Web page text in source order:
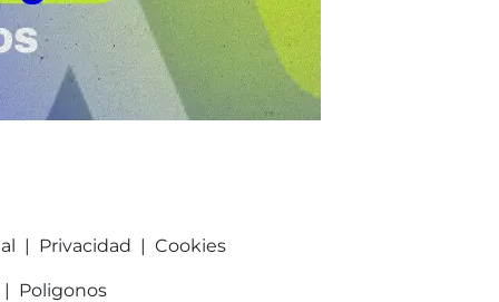
| Privacidad | Cookies
| Poligonos